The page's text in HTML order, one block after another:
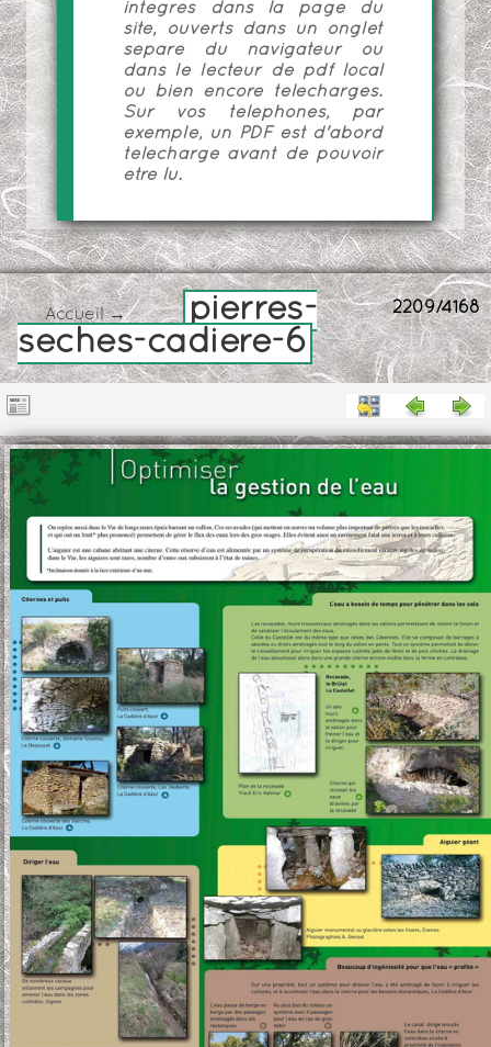
intégrés dans la page du
site, ouverts dans un onglet
séparé du navigateur ou
dans le lecteur de pdf local
ou bien encore téléchargés.
Sur vos téléphones, par
exemple, un PDF est d'abord
téléchargé avant de pouvoir
être lu.
2209/4168
Accueil→
pierres-
seches-cadiere-6